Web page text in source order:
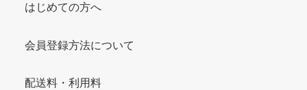
はじめての方へ
会員登録方法について
配送料・利用料